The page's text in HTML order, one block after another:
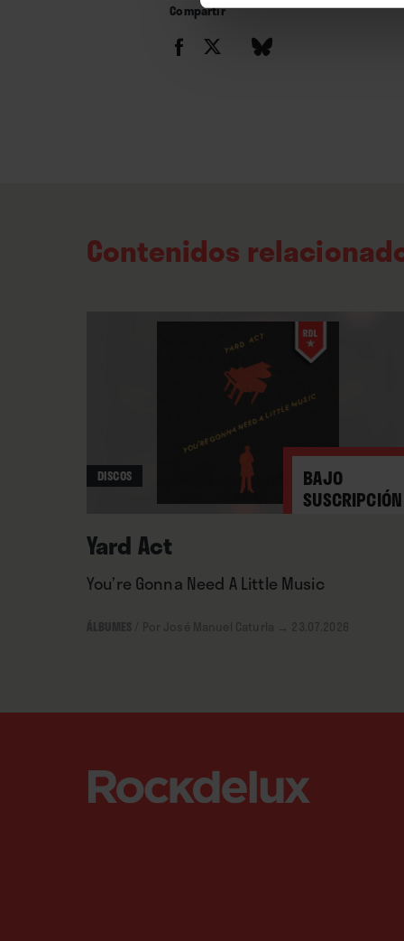
Compartir
Contenidos
BAJO
SUSCRIPCIÓN
DISCOS
Yard Act
You’re Gonna Need A Little Music